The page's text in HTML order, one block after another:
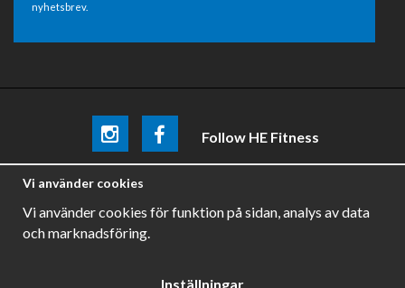
nyhetsbrev.
Follow HE Fitness
Be the firstto know aboutpromotions, news and training
Vi använder cookies
Vi använder cookies för funktion på sidan, analys av data
och marknadsföring.
Inställningar